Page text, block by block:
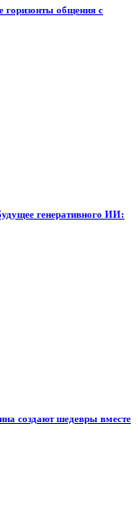
общения с
генеративного ИИ:
создают шедевры вместе